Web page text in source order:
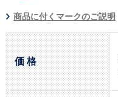
商品に付くマークのご説明
価 格